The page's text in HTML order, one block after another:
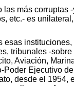
más
etc.- es
tribunales -
Aviación,
Ejecutivo
desde el